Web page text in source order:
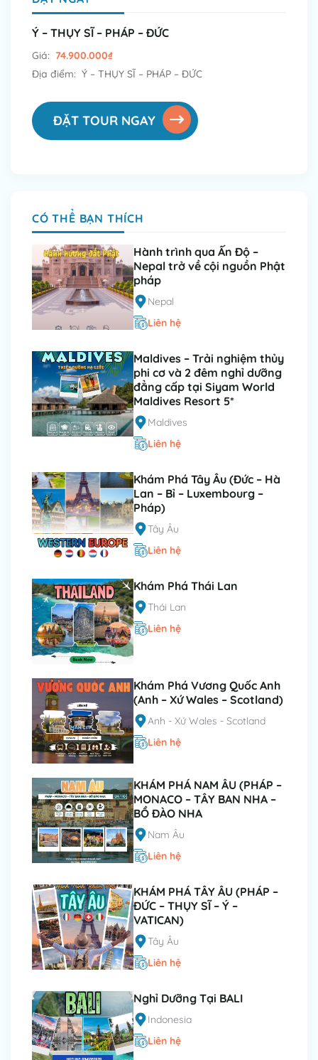
Ý – THỤY SĨ – PHÁP – ĐỨC
Giá: 74.900.000₫
Địa điểm: Ý – THỤY SĨ – PHÁP – ĐỨC
ĐẶT TOUR NGAY
CÓ THỂ BẠN THÍCH
Hành trình qua Ấn Độ –
Nepal trở về cội nguồn Phật
pháp
Nepal
Liên hệ
Maldives – Trải nghiệm thủy
phi cơ và 2 đêm nghỉ dưỡng
đẳng cấp tại Siyam World
Maldives Resort 5*
Maldives
Liên hệ
Khám Phá Tây Âu (Đức – Hà
Lan – Bỉ – Luxembourg –
Pháp)
Tây Âu
Liên hệ
Khám Phá Thái Lan
Thái Lan
Liên hệ
Khám Phá Vương Quốc Anh
(Anh – Xứ Wales – Scotland)
Anh - Xứ Wales - Scotland
Liên hệ
KHÁM PHÁ NAM ÂU (PHÁP –
MONACO – TÂY BAN NHA –
BỒ ĐÀO NHA
Nam Âu
Liên hệ
KHÁM PHÁ TÂY ÂU (PHÁP –
ĐỨC – THỤY SĨ – Ý –
VATICAN)
Tây Âu
Liên hệ
Nghỉ Dưỡng Tại BALI
Indonesia
Liên hệ